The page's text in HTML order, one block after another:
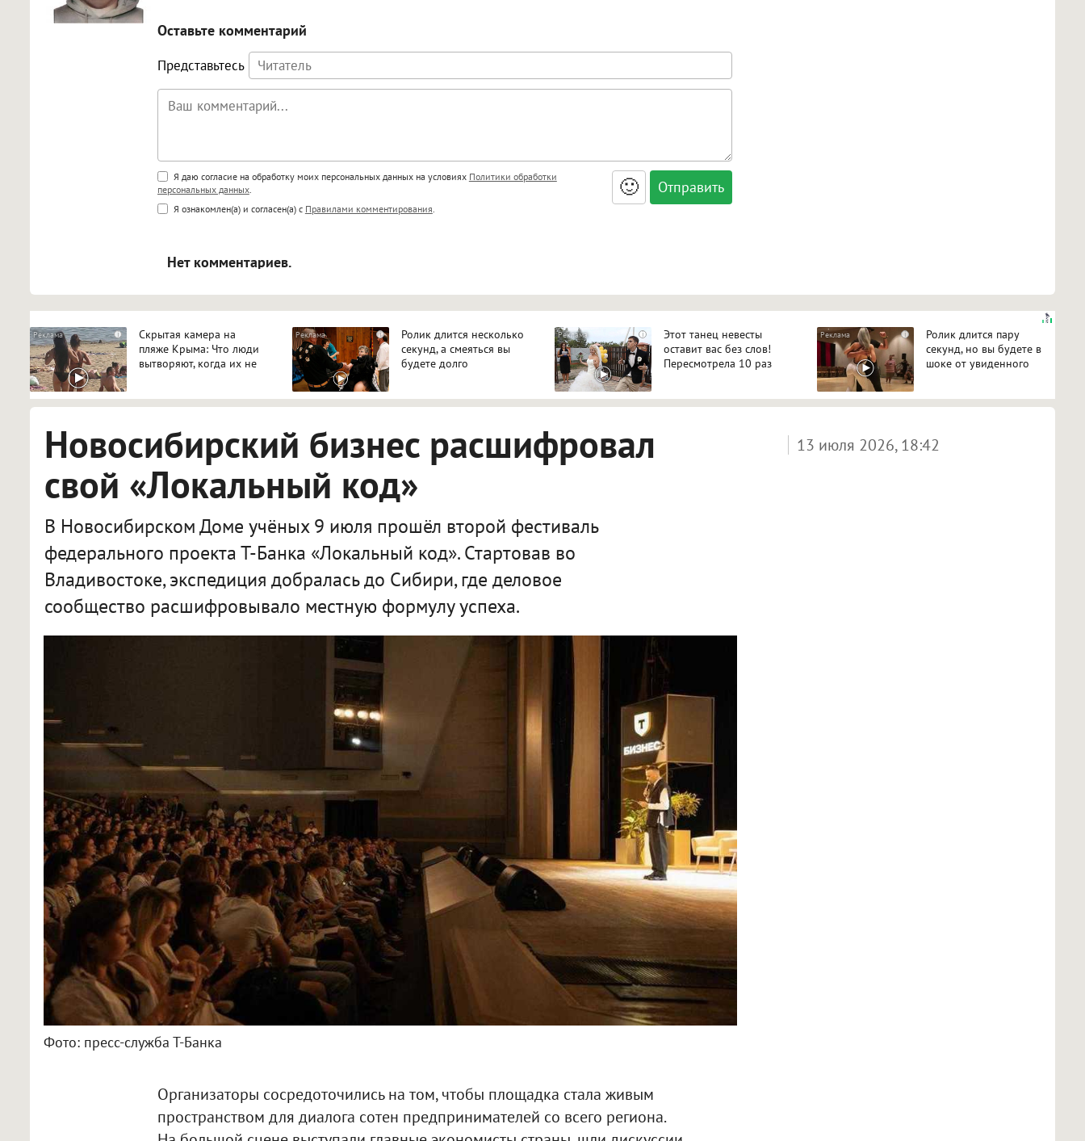
Оставьте комментарий
Представьтесь
Поддержка HTML
<b>, <strong>, <u>, <i>, <em>, <s>, <big>, <small>, <sup>, <sub>, <pre>, <ul>, <ol>, <li>,
<blockquote>, <code> экранирует HTML, адреса URL автоматически становятся ссылками, и
Я даю согласие на обработку моих персональных данных на условиях Политики обработки
персональных данных.
Я ознакомлен(а) и согласен(а) с Правилами комментирования
🙂
Нет комментариев.
i
Скрытая камера на
пляже Крыма: Что люди
вытворяют, когда их не
i
Ролик длится несколько
секунд, а смеяться вы
будете долго
i
Этот танец невесты
оставит вас без слов!
Пересмотрела 10 раз
i
Ролик длится пару
секунд, но вы будете в
шоке от увиденного
Новосибирский бизнес расшифровал
свой «Локальный код»
В Новосибирском Доме учёных 9 июля прошёл второй фестиваль
федерального проекта Т-Банка «Локальный код». Стартовав во
Владивостоке, экспедиция добралась до Сибири, где деловое
сообщество расшифровывало местную формулу успеха.
13 июля 2026, 18:42
Фото: пресс-служба Т-Банка
Организаторы сосредоточились на том, чтобы площадка стала живым
пространством для диалога сотен предпринимателей со всего региона.